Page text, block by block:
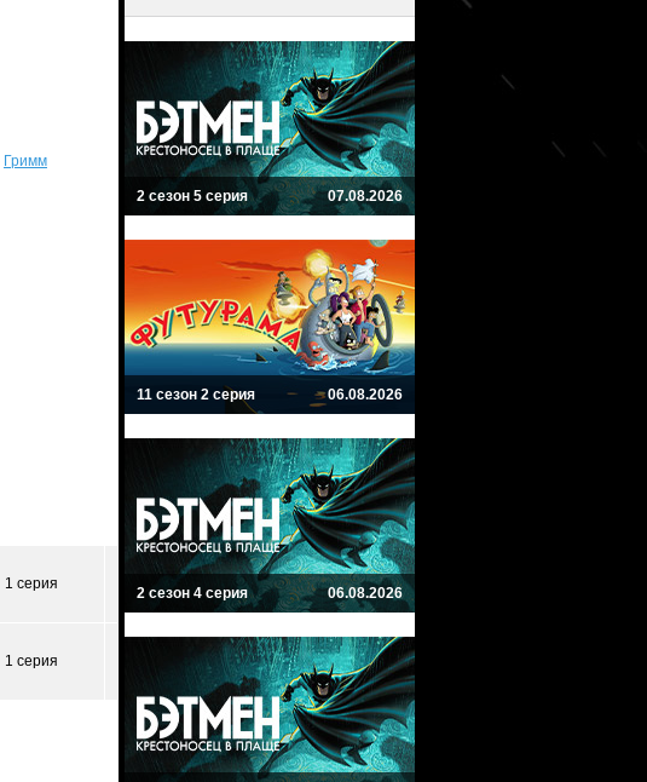
Гримм
1 серия
1 серия
2 сезон 5 серия 07.08.2026
11 сезон 2 серия 06.08.2026
2 сезон 4 серия 06.08.2026